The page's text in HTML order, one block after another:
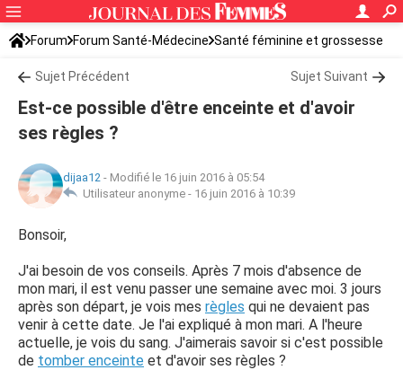
Forum Forum Santé-Médecine Santé féminine et grossesse
Sujet Précédent Sujet Suivant
Est-ce possible d'être enceinte et d'avoir
ses règles ?
dijaa12 - Modifié le 16 juin 2016 à 05:54
Utilisateur anonyme - 16 juin 2016 à 10:39
Bonsoir,
J'ai besoin de vos conseils. Après 7 mois d'absence de
mon mari, il est venu passer une semaine avec moi. 3 jours
après son départ, je vois mes règles qui ne devaient pas
venir à cette date. Je l'ai expliqué à mon mari. A l'heure
actuelle, je vois du sang. J'aimerais savoir si c'est possible
de tomber enceinte et d'avoir ses règles ?